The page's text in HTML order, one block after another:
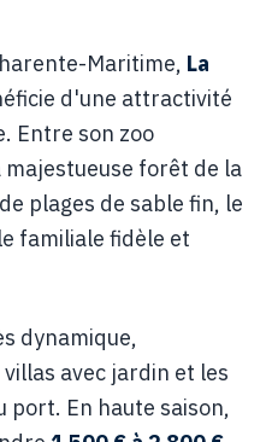
Maritime, La
d'une attractivité
Entre son zoo
forêt de la
plages de sable fin, le
familiale fidèle et
dynamique,
avec jardin et les
En haute saison,